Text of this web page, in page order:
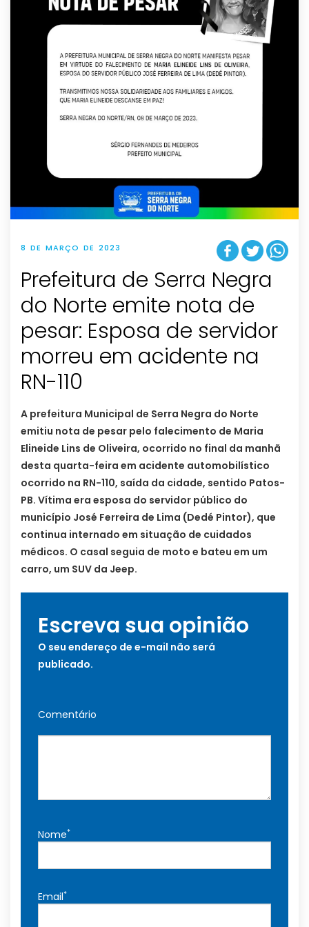
8 DE MARÇO DE 2023
Prefeitura de Serra Negra
do Norte emite nota de
pesar: Esposa de servidor
morreu em acidente na
RN-110
A prefeitura Municipal de Serra Negra do Norte
emitiu nota de pesar pelo falecimento de Maria
Elineide Lins de Oliveira, ocorrido no final da manhã
desta quarta-feira em acidente automobilístico
ocorrido na RN-110, saída da cidade, sentido Patos-
PB. Vítima era esposa do servidor público do
município José Ferreira de Lima (Dedé Pintor), que
continua internado em situação de cuidados
médicos. O casal seguia de moto e bateu em um
carro, um SUV da Jeep.
Escreva sua opinião
O seu endereço de e-mail não será
publicado.
Comentário
Nome*
Email*